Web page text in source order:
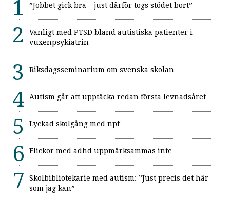
”Jobbet gick bra – just därför togs stödet bort”
Vanligt med PTSD bland autistiska patienter i
vuxenpsykiatrin
Riksdagsseminarium om svenska skolan
Autism går att upptäcka redan första levnadsåret
Lyckad skolgång med npf
Flickor med adhd uppmärksammas inte
Skolbibliotekarie med autism: ”Just precis det här
som jag kan”